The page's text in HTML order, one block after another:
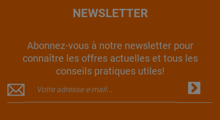
NEWSLETTER
Abonnez-vous à notre newsletter pour
connaître les offres actuelles et tous les
conseils pratiques utiles!